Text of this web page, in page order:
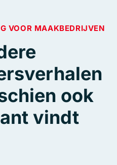
VOOR MAAKBEDRIJVEN
ook
vindt